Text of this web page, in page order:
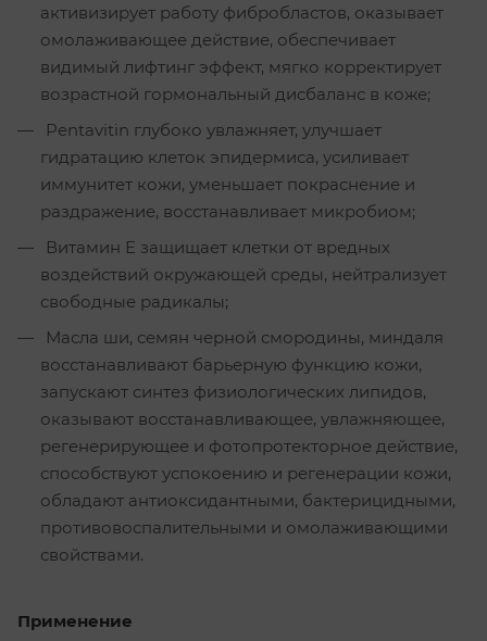
активизирует работу фибробластов, оказывает
омолаживающее действие, обеспечивает
видимый лифтинг эффект, мягко корректирует
возрастной гормональный дисбаланс в коже;
Pentavitin глубоко увлажняет, улучшает
гидратацию клеток эпидермиса, усиливает
иммунитет кожи, уменьшает покраснение и
раздражение, восстанавливает микробиом;
Витамин Е защищает клетки от вредных
воздействий окружающей среды, нейтрализует
свободные радикалы;
Масла ши, семян черной смородины, миндаля
восстанавливают барьерную функцию кожи,
запускают синтез физиологических липидов,
оказывают восстанавливающее, увлажняющее,
регенерирующее и фотопротекторное действие,
способствуют успокоению и регенерации кожи,
обладают антиоксидантными, бактерицидными,
противовоспалительными и омолаживающими
свойствами.
Применение